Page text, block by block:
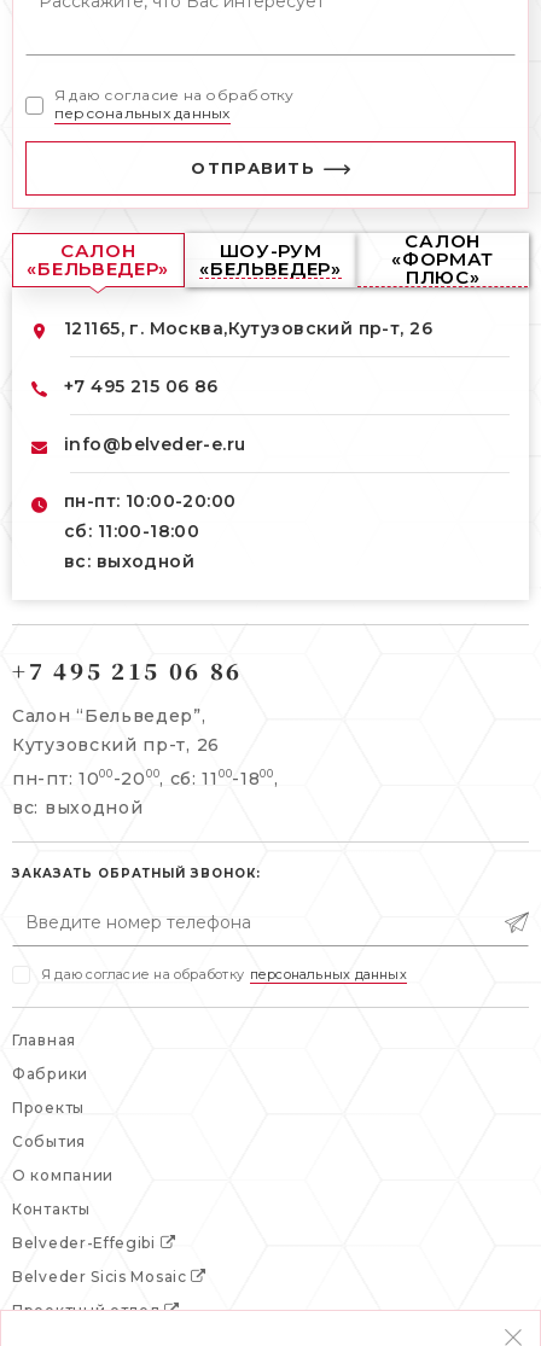
Я даю согласие на обработку
персональных данных
ОТПРАВИТЬ
САЛОН
«БЕЛЬВЕДЕР»
ШОУ-РУМ
«БЕЛЬВЕДЕР»
САЛОН
«ФОРМАТ
ПЛЮС»
121165, г. Москва,Кутузовский пр-т, 26
+7 495 215 06 86
info@belveder-e.ru
пн-пт: 10:00-20:00
сб: 11:00-18:00
вс: выходной
info@belveder-e.ru
пн-пт: 10:00-20:00
сб, вс: выходной
Берсеневский переулок, 3/10с7
+7 495 477 45 43
info@belveder-e.ru
пн-пт: 10:00-19:00
сб: выходной
+7 495 215 06 86
Салон “Бельведер”,
Кутузовский пр-т, 26
пн-пт: 1000 -20 00, сб: 11 00-1800 ,
вс: выходной
ЗАКАЗАТЬ ОБРАТНЫЙ ЗВОНОК:
Я даю согласие на обработку персональных данных
Главная
Фабрики
Проекты
События
О компании
Контакты
Belveder-Effegibi
Belveder Sicis Mosaic
Проектный отдел